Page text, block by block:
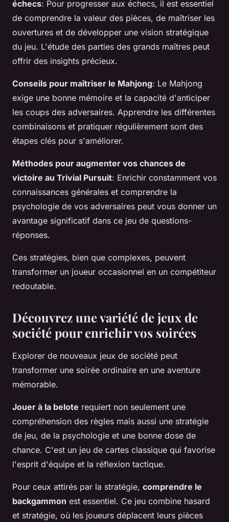
échecs: Pour progresser aux échecs, il est essentiel
de comprendre la valeur des pièces, de maîtriser les
ouvertures et de développer une vision stratégique
du jeu. L'étude des parties des grands maîtres peut
offrir des insights précieux.
Conseils pour maîtriser le Mahjong: Le Mahjong
exige une bonne mémoire et la capacité d'anticiper
les coups des adversaires. Apprendre les différentes
combinaisons et pratiquer régulièrement sont des
étapes clés pour s'améliorer.
Méthodes pour augmenter vos chances de
victoire au Trivial Pursuit: Enrichir constamment vos
connaissances générales et comprendre la
psychologie de vos adversaires peut vous donner un
avantage significatif dans ce jeu de questions-
réponses.
Ces stratégies, bien que complexes, peuvent
transformer un joueur occasionnel en un compétiteur
redoutable.
Découvrez une variété de jeux de
société pour enrichir vos soirées
Explorer de nouveaux jeux de société peut
transformer une soirée ordinaire en une aventure
mémorable.
Jouer à la belote requiert non seulement une
compréhension des règles mais aussi une stratégie
de jeu, de la psychologie et une bonne dose de
chance. C'est un jeu de cartes classique qui favorise
l'esprit d'équipe et la réflexion tactique.
Pour ceux attirés par la stratégie, comprendre le
backgammon est essentiel. Ce jeu combine hasard
et stratégie, où les joueurs déplacent leurs pièces